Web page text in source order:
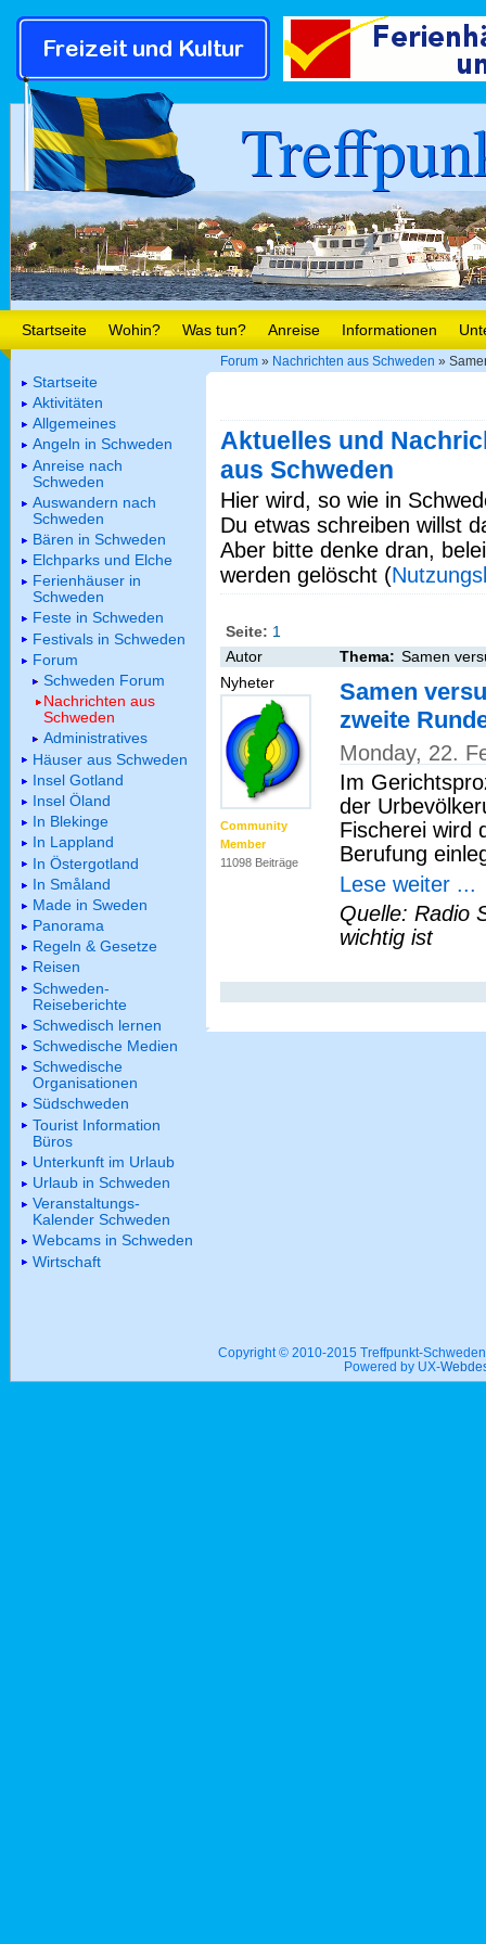
Startseite Wohin? Was tun? Anreise Informationen
Forum » Nachrichten aus Schweden »
Aktuelles und
aus Schweden
Hier wird, so wie in
Du etwas schreiben willst
Aber bitte denke dran,
werden gelöscht (
Seite: 1
Autor
Thema: Samen
Nyheter
Community
Member
11098 Beiträge
Samen
zweite
Monday, 22.
Im
der
Fischerei wird
Berufung
Lese weiter ...
Quelle: Radio
wichtig ist
Startseite
Aktivitäten
Allgemeines
Angeln in Schweden
Anreise nach
Schweden
Auswandern nach
Schweden
Bären in Schweden
Elchparks und Elche
Ferienhäuser in
Schweden
Feste in Schweden
Festivals in Schweden
Forum
Schweden Forum
Nachrichten aus
Schweden
Administratives
Häuser aus Schweden
Insel Gotland
Insel Öland
In Blekinge
In Lappland
In Östergotland
In Småland
Made in Sweden
Panorama
Regeln & Gesetze
Reisen
Schweden-
Reiseberichte
Schwedisch lernen
Schwedische Medien
Schwedische
Organisationen
Südschweden
Tourist Information
Büros
Unterkunft im Urlaub
Urlaub in Schweden
Veranstaltungs-
Kalender Schweden
Webcams in Schweden
Wirtschaft
Copyright © 2010-2015 Treffpunkt-
Powered by UX-